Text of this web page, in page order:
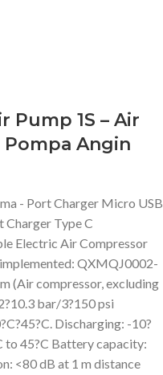
Pump 1S – Air
Pompa Angin
- Port Charger Micro USB
Charger Type C
Electric Air Compressor
QXMQJ0002-
(Air compressor, excluding
bar/3?150 psi
Discharging: -10?
to 45?C Battery capacity:
<80 dB at 1 m distance